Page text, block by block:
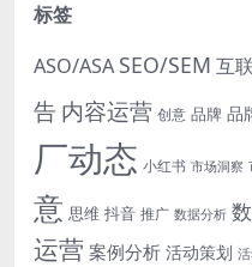
标签
ASO/ASA SEO/SEM 互
告 内容运营 创意 品牌 品
厂动态 小红书 市场洞察
意 思维 抖音 推广 数据分析
运营 案例分析 活动策划